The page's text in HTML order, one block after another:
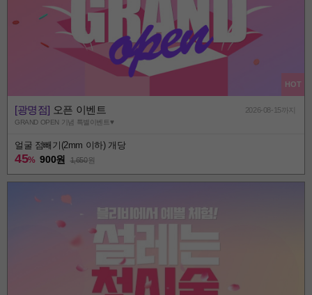
HOT
[광명점] 오픈 이벤트 2026-08-15까지
GRAND OPEN 기념 특별이벤트♥
얼굴 점빼기(2mm 이하) 개당
45% 900원 1,650원